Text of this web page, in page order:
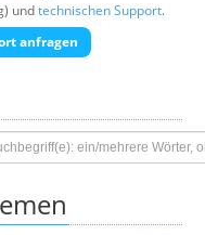
undtechnischen Support.
anfragen